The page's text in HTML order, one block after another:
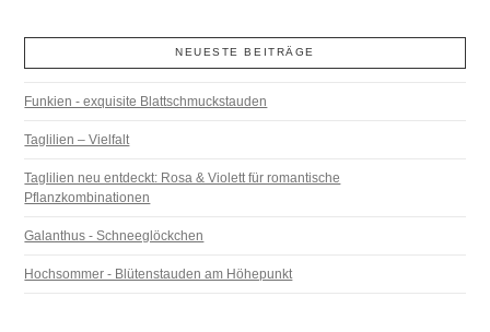
NEUESTE BEITRÄGE
Funkien - exquisite Blattschmuckstauden
Taglilien – Vielfalt
Taglilien neu entdeckt: Rosa & Violett für romantische
Pflanzkombinationen
Galanthus - Schneeglöckchen
Hochsommer - Blütenstauden am Höhepunkt